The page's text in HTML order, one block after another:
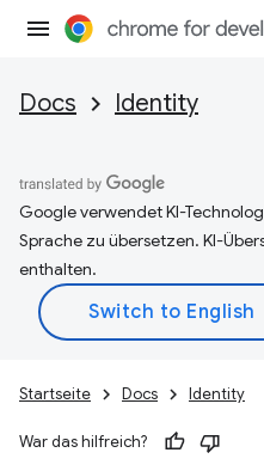
Docs Identity
Google verwendet KI-
Sprache zu übersetzen. KI-
enthalten.
Startseite Docs Identity
War das hilfreich?